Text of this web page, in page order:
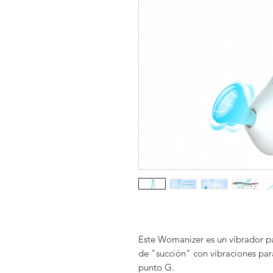
Este Womanizer es un vibrador
de "succión" con vibraciones
punto G.